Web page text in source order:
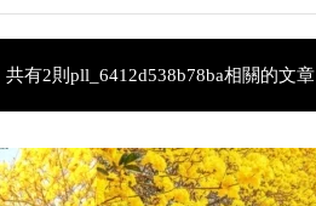
有2則pll_6412d538b78ba相關的文章